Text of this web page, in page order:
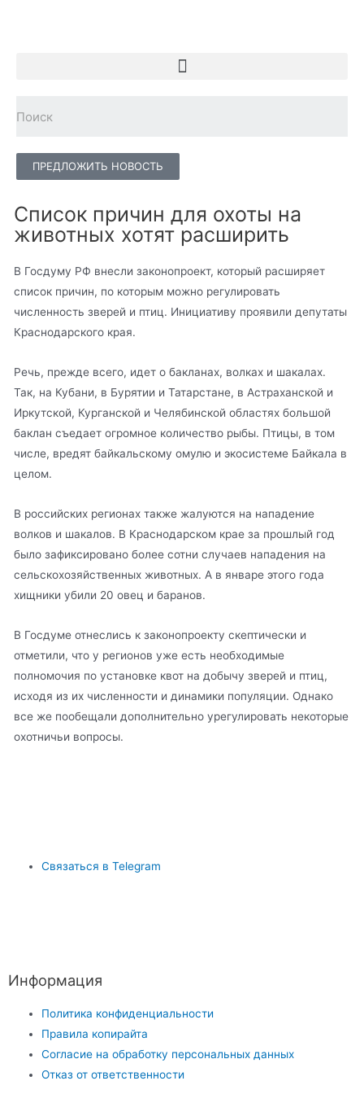
ПРЕДЛОЖИТЬ НОВОСТЬ
Список причин для охоты на
животных хотят расширить
В Госдуму РФ внесли законопроект, который расширяет
список причин, по которым можно регулировать
численность зверей и птиц. Инициативу проявили депутаты
Краснодарского края.
Речь, прежде всего, идет о бакланах, волках и шакалах.
Так, на Кубани, в Бурятии и Татарстане, в Астраханской и
Иркутской, Курганской и Челябинской областях большой
баклан съедает огромное количество рыбы. Птицы, в том
числе, вредят байкальскому омулю и экосистеме Байкала в
целом.
В российских регионах также жалуются на нападение
волков и шакалов. В Краснодарском крае за прошлый год
было зафиксировано более сотни случаев нападения на
сельскохозяйственных животных. А в январе этого года
хищники убили 20 овец и баранов.
В Госдуме отнеслись к законопроекту скептически и
отметили, что у регионов уже есть необходимые
полномочия по установке квот на добычу зверей и птиц,
исходя из их численности и динамики популяции. Однако
все же пообещали дополнительно урегулировать некоторые
охотничьи вопросы.
Связаться в Telegram
Информация
Политика конфиденциальности
Правила копирайта
Согласие на обработку персональных данных
Отказ от ответственности